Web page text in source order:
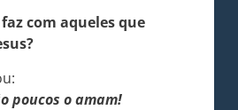
faz com aqueles que
poucos o amam!